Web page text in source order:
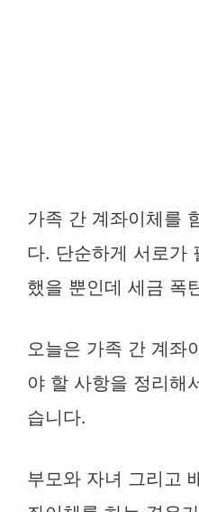
가족 간 계좌이체를
다. 단순하게 서로가
했을 뿐인데 세금 폭
오늘은 가족 간 계좌
야 할 사항을 정리해
습니다.
부모와 자녀 그리고